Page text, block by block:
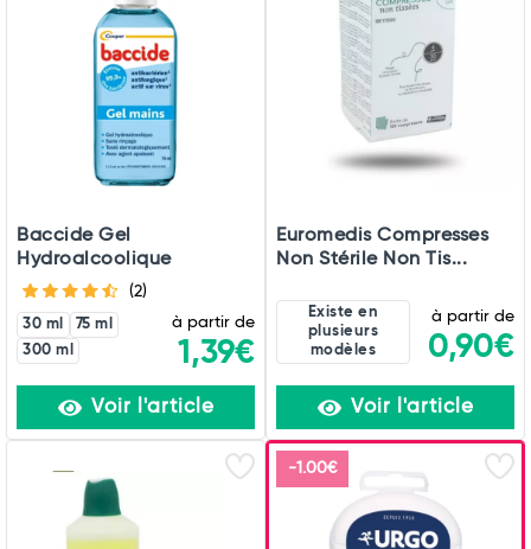
Baccide Gel
Hydroalcoolique
(2)
30 ml
75 ml
300 ml
à partir de
1,39€
Voir l'article
Euromedis Compresses
Non Stérile Non Tis...
Existe en
plusieurs
modèles
à partir de
0,90€
Voir l'article
-1.00€